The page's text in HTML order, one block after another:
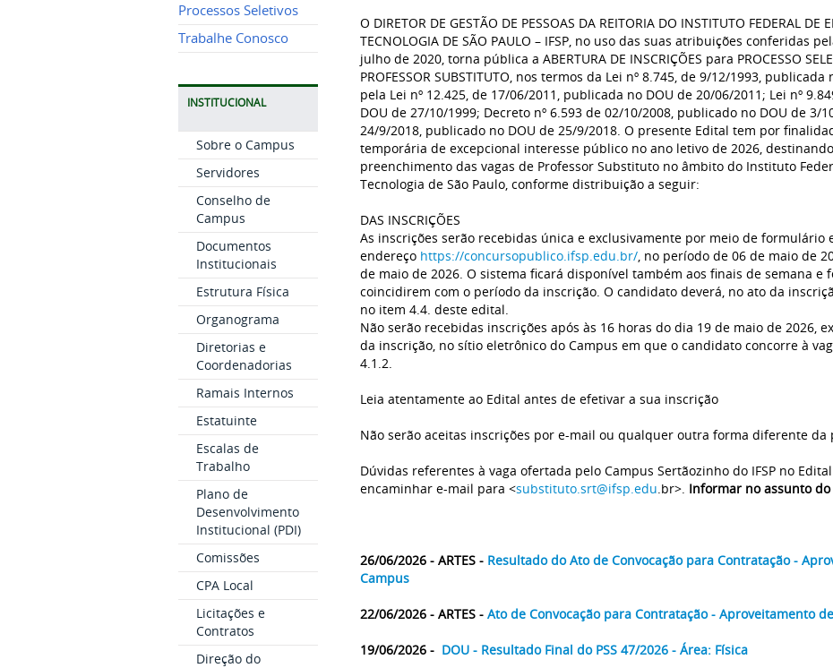
Processos Seletivos
Trabalhe Conosco
INSTITUCIONAL
Sobre o Campus
Servidores
Conselho de
Campus
Documentos
Institucionais
Estrutura Física
Organograma
Diretorias e
Coordenadorias
Ramais Internos
Estatuinte
Escalas de
Trabalho
Plano de
Desenvolvimento
Institucional (PDI)
Comissões
CPA Local
Licitações e
Contratos
Direção do
O DIRETOR DE GESTÃO DE PESSOAS DA REITORIA DO INSTITUTO FEDERAL DE
TECNOLOGIA DE SÃO PAULO – IFSP, no uso das suas atribuições conferidas
julho de 2020, torna pública a ABERTURA DE INSCRIÇÕES para PROCESSO
PROFESSOR SUBSTITUTO, nos termos da Lei nº 8.745, de 9/12/1993,
pela Lei nº 12.425, de 17/06/2011, publicada no DOU de 20/06/2011; Lei nº
DOU de 27/10/1999; Decreto nº 6.593 de 02/10/2008, publicado no DOU de 3/
24/9/2018, publicado no DOU de 25/9/2018. O presente Edital tem por
temporária de excepcional interesse público no ano letivo de 2026,
preenchimento das vagas de Professor Substituto no âmbito do Instituto
Tecnologia de São Paulo, conforme distribuição a seguir:
DAS INSCRIÇÕES
As inscrições serão recebidas única e exclusivamente por meio de formulário
endereço https://concursopublico.ifsp.edu.br/, no período de 06 de maio de
de maio de 2026. O sistema ficará disponível também aos finais de semana e
coincidirem com o período da inscrição. O candidato deverá, no ato da
no item 4.4. deste edital.
Não serão recebidas inscrições após às 16 horas do dia 19 de maio de 2026,
da inscrição, no sítio eletrônico do Campus em que o candidato concorre à
4.1.2.
Leia atentamente ao Edital antes de efetivar a sua inscrição
Não serão aceitas inscrições por e-mail ou qualquer outra forma diferente da
Dúvidas referentes à vaga ofertada pelo Campus Sertãozinho do IFSP no
encaminhar e-mail para <substituto.srt@ifsp.edu.br>. Informar no assunto
26/06/2026 - ARTES - Resultado do Ato de Convocação para Contratação -
Campus
22/06/2026 - ARTES - Ato de Convocação para Contratação - Aproveitamento
19/06/2026 - DOU - Resultado Final do PSS 47/2026 - Área: Física